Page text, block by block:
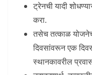
ट्रेनची यादी
करा.
तसेच तत्काळ
दिवसांवरून एक
स्थानकावरील